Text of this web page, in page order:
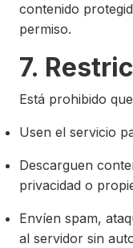
contenido
permiso.
7.
Está prohibido
Usen el servicio
Descarguen
privacidad o
Envíen spam,
al servidor sin